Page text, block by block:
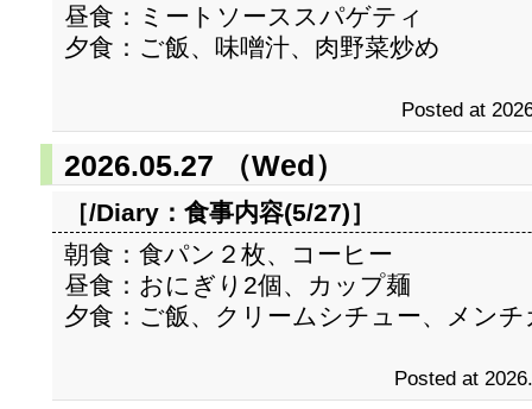
昼食：ミートソーススパゲティ
夕食：ご飯、味噌汁、肉野菜炒め
Posted at
2026.05.27 （Wed）
［/Diary： 食事内容(5/27)］
朝食：食パン２枚、コーヒー
昼食：おにぎり2個、カップ麺
夕食：ご飯、クリームシチュー、メン
Posted at